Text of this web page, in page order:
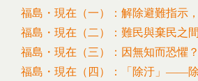
福島・現在（一）：解除避難指示
福島・現在（二）：難民與棄民
福島・現在（三）：因無知而恐懼
福島・現在（四）：「除汙」——